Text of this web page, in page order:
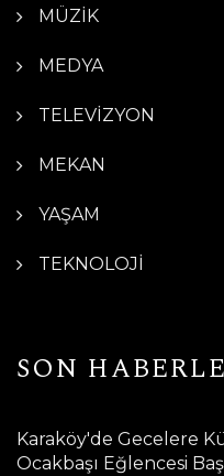
MÜZİK
MEDYA
TELEVİZYON
MEKAN
YAŞAM
TEKNOLOJİ
SON
Karaköy'de Gecelere
Ocakbaşı Eğlencesi